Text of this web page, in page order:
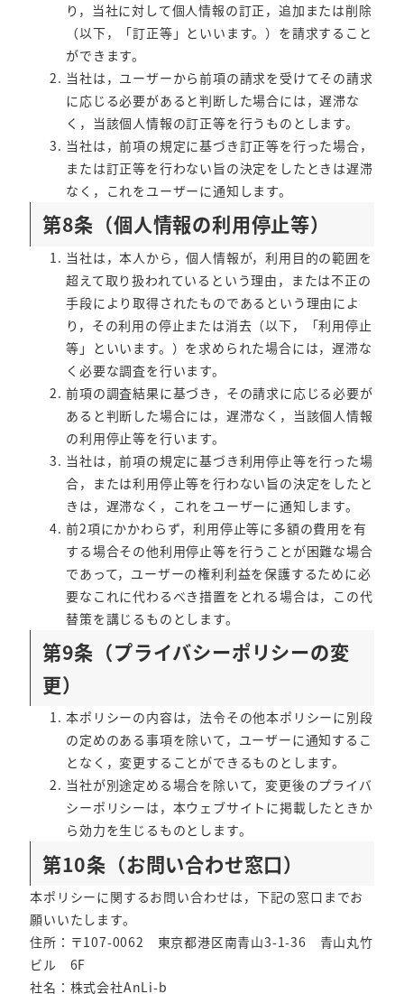
り，当社に対して個人情報の訂正，追加または削除
（以下，「訂正等」といいます。）を請求すること
ができます。
当社は，ユーザーから前項の請求を受けてその請求
に応じる必要があると判断した場合には，遅滞な
く，当該個人情報の訂正等を行うものとします。
当社は，前項の規定に基づき訂正等を行った場合，
または訂正等を行わない旨の決定をしたときは遅滞
なく，これをユーザーに通知します。
第8条（個人情報の利用停止等）
当社は，本人から，個人情報が，利用目的の範囲を
超えて取り扱われているという理由，または不正の
手段により取得されたものであるという理由によ
り，その利用の停止または消去（以下，「利用停止
等」といいます。）を求められた場合には，遅滞な
く必要な調査を行います。
前項の調査結果に基づき，その請求に応じる必要が
あると判断した場合には，遅滞なく，当該個人情報
の利用停止等を行います。
当社は，前項の規定に基づき利用停止等を行った場
合，または利用停止等を行わない旨の決定をしたと
きは，遅滞なく，これをユーザーに通知します。
前2項にかかわらず，利用停止等に多額の費用を有
する場合その他利用停止等を行うことが困難な場合
であって，ユーザーの権利利益を保護するために必
要なこれに代わるべき措置をとれる場合は，この代
替策を講じるものとします。
第9条（プライバシーポリシーの変
更）
本ポリシーの内容は，法令その他本ポリシーに別段
の定めのある事項を除いて，ユーザーに通知するこ
となく，変更することができるものとします。
当社が別途定める場合を除いて，変更後のプライバ
シーポリシーは，本ウェブサイトに掲載したときか
ら効力を生じるものとします。
第10条（お問い合わせ窓口）
本ポリシーに関するお問い合わせは，下記の窓口までお
願いいたします。
住所：〒107-0062 東京都港区南青山3-1-36 青山丸竹
ビル 6F
社名：株式会社AnLi-b